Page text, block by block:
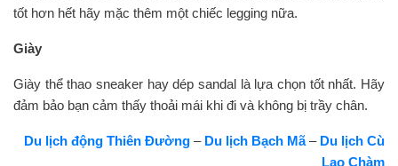
tốt hơn hết hãy mặc thêm một chiếc legging nữa.
Giày
Giày thể thao sneaker hay dép sandal là lựa chọn tốt nhất. Hãy
đảm bảo bạn cảm thấy thoải mái khi đi và không bị trầy chân.
Du lịch động Thiên Đường – Du lịch Bạch Mã– Du lịch Cù
Lao Chàm